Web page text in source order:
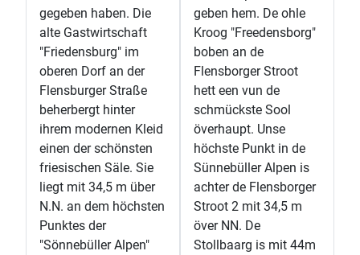
gegeben haben. Die
alte Gastwirtschaft
"Friedensburg" im
oberen Dorf an der
Flensburger Straße
beherbergt hinter
ihrem modernen Kleid
einen der schönsten
friesischen Säle. Sie
liegt mit 34,5 m über
N.N. an dem höchsten
Punktes der
"Sönnebüller Alpen"
geben hem. De ohle
Kroog "Freedensborg"
boben an de
Flensborger Stroot
hett een vun de
schmückste Sool
överhaupt. Unse
höchste Punkt in de
Sünnebüller Alpen is
achter de Flensborger
Stroot 2 mit 34,5 m
över NN. De
Stollbaarg is mit 44m